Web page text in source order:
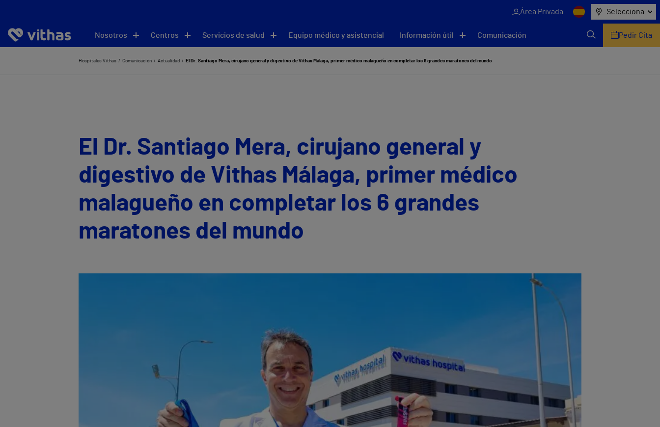
Área Privada Selecciona
Nosotros Centros Servicios de salud Equipo médico y asistencial Información útil Comunicación Pedir Cita
Hospitales Vithas Comunicación Actualidad El Dr. Santiago Mera, cirujano general y digestivo de Vithas Málaga, primer médico malagueño en completar los 6 grandes maratones del mundo
El Dr. Santiago Mera, cirujano general y
digestivo de Vithas Málaga, primer médico
malagueño en completar los 6 grandes
maratones del mundo